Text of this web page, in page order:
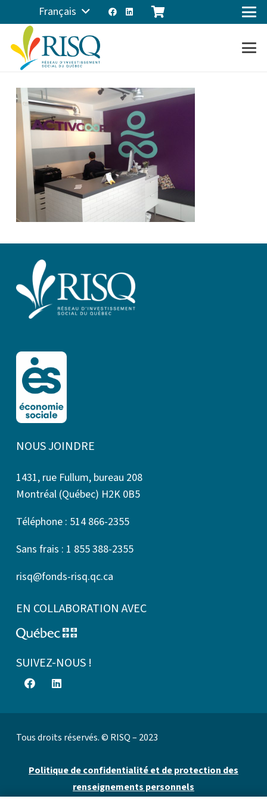
Français
NOUS JOINDRE
1431, rue Fullum, bureau 208
Montréal (Québec) H2K 0B5
Téléphone : 514 866-2355
Sans frais : 1 855 388-2355
risq@fonds-risq.qc.ca
EN COLLABORATION AVEC
SUIVEZ-NOUS !
Tous droits réservés. © RISQ – 2023
Politique de confidentialité et de protection des
renseignements personnels